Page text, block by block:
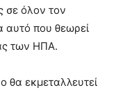
σε όλον τον
αυτό που θεωρεί
των ΗΠΑ.
θα εκμεταλλευτεί